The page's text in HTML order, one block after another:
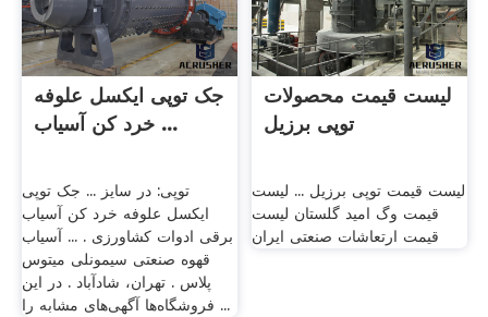
جک توپی ایکسل علوفه
خرد کن آسیاب ...
توپی: در سایز ... جک توپی
ایکسل علوفه خرد کن آسیاب
برقی ادوات کشاورزی . ... آسیاب
قهوه صنعتی سیمونلی میتوس
پلاس . تهران، شادآباد . در این
فروشگاه‌ها آگهی‌های مشابه را ...
لیست قیمت محصولات
توپی برزیل
لیست قیمت توپی برزیل ... لیست
قیمت وگ امید گلستان لیست
قیمت ارتعاشات صنعتی ایران